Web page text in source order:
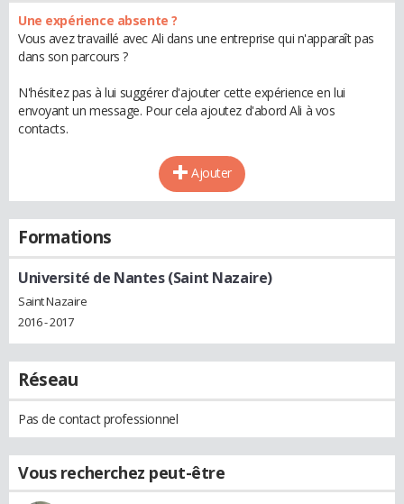
Une expérience absente ?
Vous avez travaillé avec Ali dans une entreprise qui n'apparaît pas
dans son parcours ?
N'hésitez pas à lui suggérer d'ajouter cette expérience en lui
envoyant un message. Pour cela ajoutez d'abord Ali à vos
contacts.
Ajouter
Formations
Université de Nantes (Saint Nazaire)
Saint Nazaire
2016 - 2017
Réseau
Pas de contact professionnel
Vous recherchez peut-être